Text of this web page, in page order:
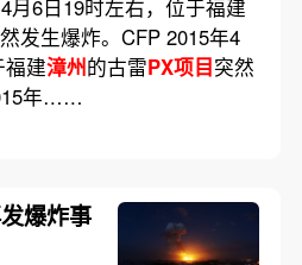
月6日19时左右，位于福建
发生爆炸。CFP 2015年4
福建漳州的古雷PX项目突然
年……
爆炸事